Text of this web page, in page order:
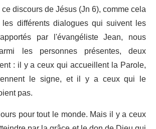
discours de Jésus (Jn 6), comme cela
différents dialogues qui suivent les
par l'évangéliste Jean, nous
les personnes présentes, deux
: il y a ceux qui accueillent la Parole,
le signe, et il y a ceux qui le
pas.
pour tout le monde. Mais il y a ceux